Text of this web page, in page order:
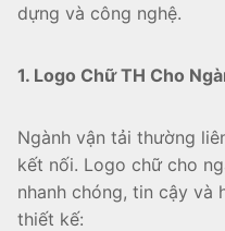
dựng và công nghệ.
1. Logo Chữ TH Cho
Ngành vận tải thường
kết nối. Logo chữ cho
nhanh chóng, tin cậy và
thiết kế: